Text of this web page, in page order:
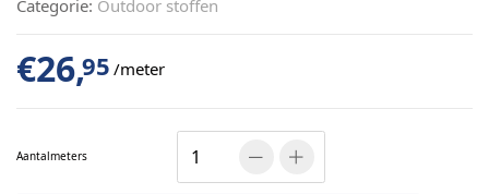
Categorie: Outdoor stoffen
€26,95 /meter
Aantalmeters